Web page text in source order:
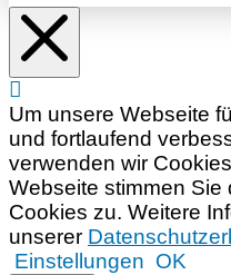
Um unsere Webseite
und fortlaufend
verwenden wir
Webseite stimmen Sie
Cookies zu. Weitere
unserer
Einstellungen OK